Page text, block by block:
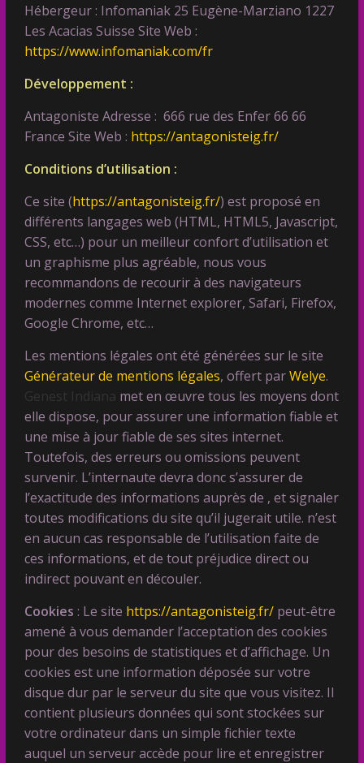
Hébergeur : Infomaniak 25 Eugène-Marziano 1227
Les Acacias Suisse Site Web :
https://www.infomaniak.com/fr
Développement :
Antagoniste Adresse : 666 rue des Enfer 66 66
France Site Web : https://antagonisteig.fr/
Conditions d’utilisation :
Ce site (https://antagonisteig.fr/) est proposé en
différents langages web (HTML, HTML5, Javascript,
CSS, etc…) pour un meilleur confort d’utilisation et
un graphisme plus agréable, nous vous
recommandons de recourir à des navigateurs
modernes comme Internet explorer, Safari, Firefox,
Google Chrome, etc…
Les mentions légales ont été générées sur le site
Générateur de mentions légales, offert parWelye.
Genest Indiana met en œuvre tous les moyens dont
elle dispose, pour assurer une information fiable et
une mise à jour fiable de ses sites internet.
Toutefois, des erreurs ou omissions peuvent
survenir. L’internaute devra donc s’assurer de
l’exactitude des informations auprès de , et signaler
toutes modifications du site qu’il jugerait utile. n’est
en aucun cas responsable de l’utilisation faite de
ces informations, et de tout préjudice direct ou
indirect pouvant en découler.
Cookies : Le site https://antagonisteig.fr/peut-être
amené à vous demander l’acceptation des cookies
pour des besoins de statistiques et d’affichage. Un
cookies est une information déposée sur votre
disque dur par le serveur du site que vous visitez. Il
contient plusieurs données qui sont stockées sur
votre ordinateur dans un simple fichier texte
auquel un serveur accède pour lire et enregistrer